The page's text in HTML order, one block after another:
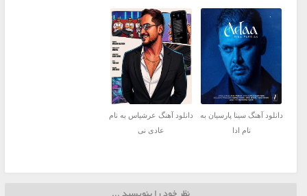
دانلود آهنگ سینا پارسیان به
نام ادا
دانلود آهنگ عرشیاس به نام
عادی نی